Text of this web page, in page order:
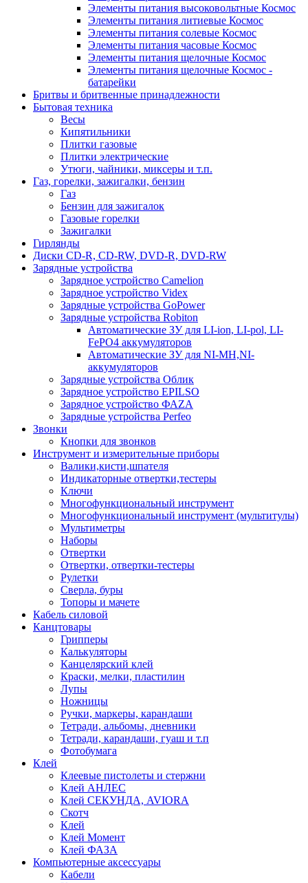
Элементы питания высоковольтные Космос
Элементы питания литиевые Космос
Элементы питания солевые Космос
Элементы питания часовые Космос
Элементы питания щелочные Космос
Элементы питания щелочные Космос -
батарейки
Бритвы и бритвенные принадлежности
Бытовая техника
Весы
Кипятильники
Плитки газовые
Плитки электрические
Утюги, чайники, миксеры и т.п.
Газ, горелки, зажигалки, бензин
Газ
Бензин для зажигалок
Газовые горелки
Зажигалки
Гирлянды
Диски CD-R, CD-RW, DVD-R, DVD-RW
Зарядные устройства
Зарядное устройство Camelion
Зарядное устройство Videx
Зарядные устройства GoPower
Зарядные устройства Robiton
Автоматические ЗУ для LI-ion, LI-pol, LI-
FePO4 аккумуляторов
Автоматические ЗУ для NI-MH,NI-
аккумуляторов
Зарядные устройства Облик
Зарядное устройство EPILSO
Зарядное устройство ФАZА
Зарядные устройства Perfeo
Звонки
Кнопки для звонков
Инструмент и измерительные приборы
Валики,кисти,шпателя
Индикаторные отвертки,тестеры
Ключи
Многофункциональный инструмент
Многофункциональный инструмент (мультитулы)
Мультиметры
Наборы
Отвертки
Отвертки, отвертки-тестеры
Рулетки
Сверла, буры
Топоры и мачете
Кабель силовой
Канцтовары
Грипперы
Калькуляторы
Канцелярский клей
Краски, мелки, пластилин
Лупы
Ножницы
Ручки, маркеры, карандаши
Тетради, альбомы, дневники
Тетради, карандаши, гуаш и т.п
Фотобумага
Клей
Клеевые пистолеты и стержни
Клей АНЛЕС
Клей СЕКУНДА, AVIORA
Скотч
Клей
Клей Момент
Клей ФАЗА
Компьютерные аксессуары
Кабели